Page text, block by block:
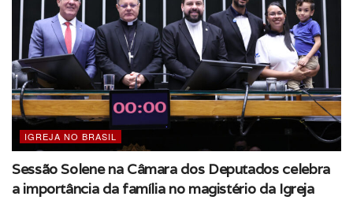
IGREJA NO BRASIL
Sessão Solene na Câmara dos Deputados celebra
a importância da família no magistério da Igreja